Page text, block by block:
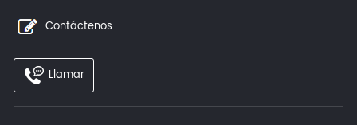
Contáctenos
Llamar